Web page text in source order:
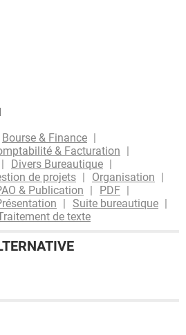
Bourse & Finance
& Facturation
Divers Bureautique
de projets
Organisation
& Publication
PDF
Suite bureautique
de texte